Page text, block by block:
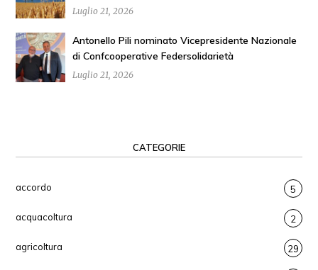
Luglio 21, 2026
Antonello Pili nominato Vicepresidente Nazionale
di Confcooperative Federsolidarietà
Luglio 21, 2026
CATEGORIE
accordo 5
acquacoltura 2
agricoltura 29